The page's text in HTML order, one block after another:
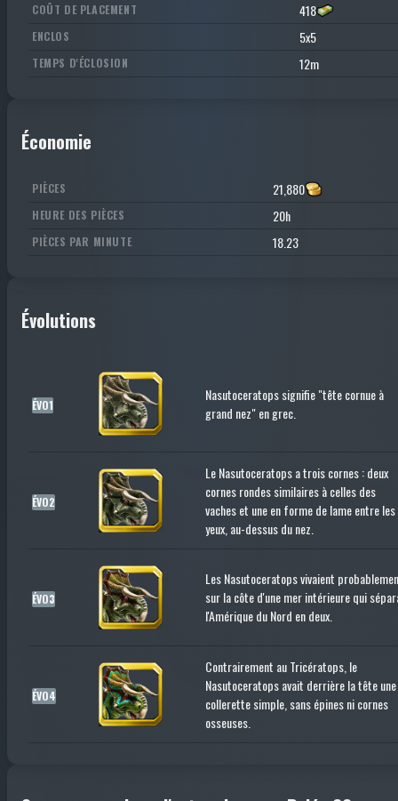
COÛT DE PLACEMENT 418
ENCLOS 5x5
TEMPS D'ÉCLOSION 12m
Économie
PIÈCES 21,880
HEURE DES PIÈCES 20h
PIÈCES PAR MINUTE 18.23
Évolutions
ÉVO1
Nasutoceratops signifie "tête cornue à
grand nez" en grec.
ÉVO2
Le Nasutoceratops a trois cornes : deux
cornes rondes similaires à celles des
vaches et une en forme de lame entre les
yeux, au-dessus du nez.
ÉVO3
Les Nasutoceratops vivaient
sur la côte d'une mer intérieure qui
l'Amérique du Nord en deux.
ÉVO4
Contrairement au Tricératops, le
Nasutoceratops avait derrière la tête une
collerette simple, sans épines ni cornes
osseuses.